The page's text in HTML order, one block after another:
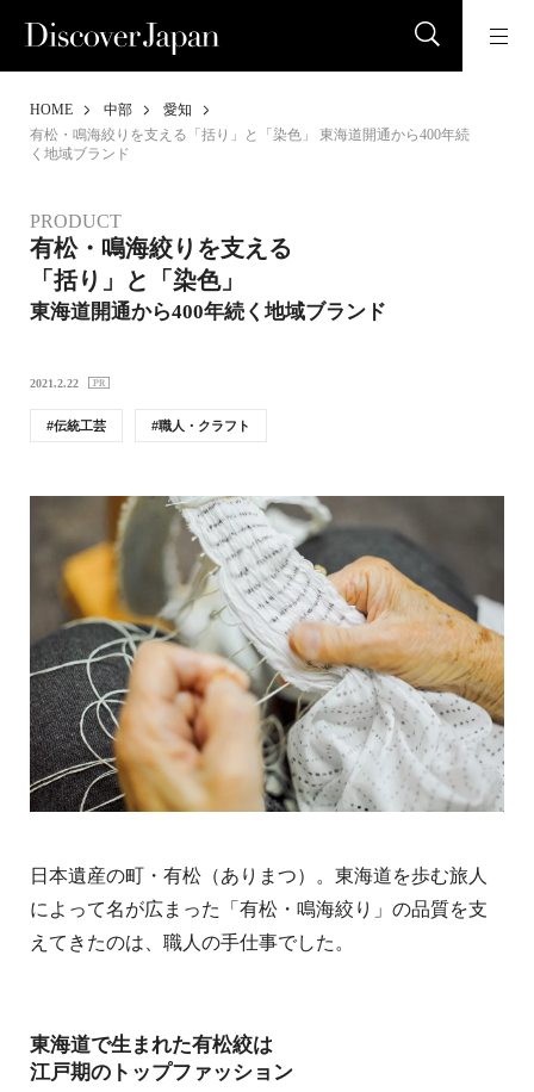
HOME 中部
愛知
有松・鳴海絞りを支える「括り」と「染色」 東海道開通から400年続
く地域ブランド
PRODUCT
有松・鳴海絞りを支える
「括り」と「染色」
東海道開通から400年続く地域ブランド
2021.2.22
伝統工芸 職人・クラフト
日本遺産の町・有松（ありまつ）。東海道を歩む旅人
によって名が広まった「有松・鳴海絞り」の品質を支
えてきたのは、職人の手仕事でした。
東海道で生まれた有松絞は
江戸期のトップファッション